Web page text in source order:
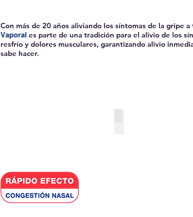
Con más de 20 años aliviando los síntomas de la gripe
Vaporal es parte de una tradición para el alivio de los
resfrío y dolores musculares, garantizando alivio
sabe hacer.